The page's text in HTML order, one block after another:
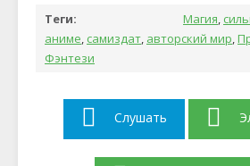
Теги:
Магия,
аниме, самиздат, авторский мир,
Фэнтези
Слушать